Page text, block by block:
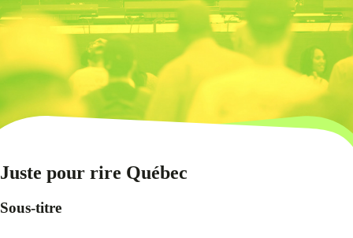
Juste pour rire Québec
Sous-titre